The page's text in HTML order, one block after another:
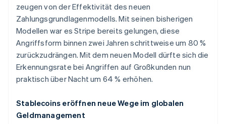
zeugen von der Effektivität des neuen
Zahlungsgrundlagenmodells. Mit seinen bisherigen
Modellen war es Stripe bereits gelungen, diese
Angriffsform binnen zwei Jahren schrittweise um 80 %
zurückzudrängen. Mit dem neuen Modell dürfte sich die
Erkennungsrate bei Angriffen auf Großkunden nun
praktisch über Nacht um 64 % erhöhen.
Stablecoins eröffnen neue Wege im globalen
Geldmanagement